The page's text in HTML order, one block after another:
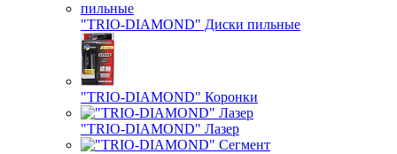
"TRIO-DIAMOND" Диски пильные
"TRIO-DIAMOND" Коронки
"TRIO-DIAMOND" Лазер